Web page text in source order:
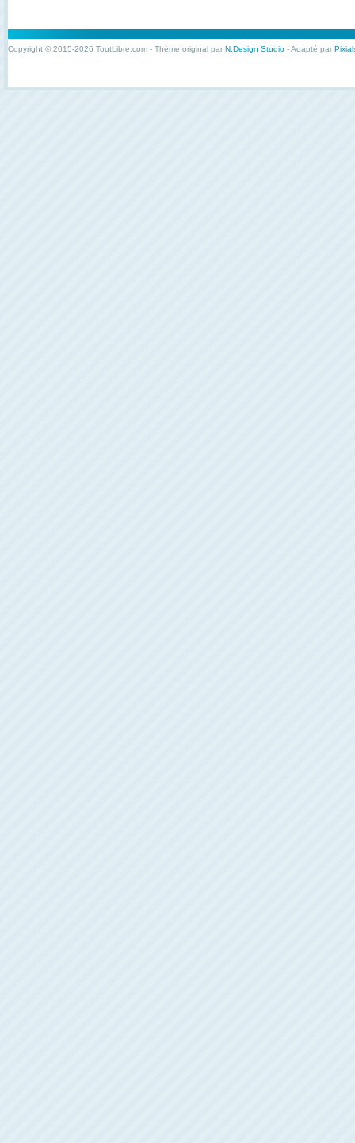
Copyright © 2015-2026 ToutLibre.com - Thème original par N.Design Studio - Adapté par